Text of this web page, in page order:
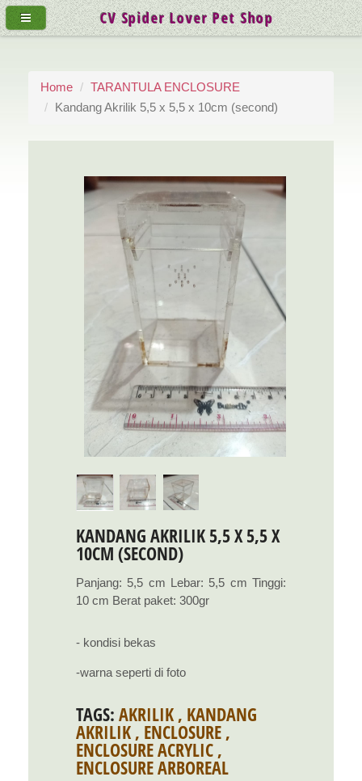
Home
TARANTULA ENCLOSURE
Kandang Akrilik 5,5 x 5,5 x 10cm (second)
KANDANG AKRILIK 5,5 X 5,5 X
10CM (SECOND)
Panjang: 5,5 cm Lebar: 5,5 cm Tinggi:
10 cm Berat paket: 300gr
- kondisi bekas
-warna seperti di foto
TAGS: AKRILIK , KANDANG
AKRILIK , ENCLOSURE ,
ENCLOSURE ACRYLIC ,
ENCLOSURE ARBOREAL
CV Spider Lover Pet Shop